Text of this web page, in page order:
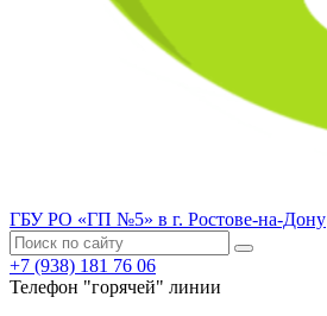
ГБУ РО «ГП №5» в г. Ростове-на-Дону
+7 (938) 181 76 06
Телефон "горячей" линии